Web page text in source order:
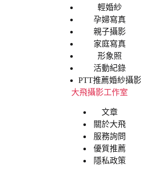
輕婚紗
孕婦寫真
親子攝影
家庭寫真
形象照
活動紀錄
PTT推薦婚紗攝影
大飛攝影工作室
文章
關於大飛
服務詢問
優質推薦
隱私政策